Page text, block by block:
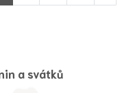
a svátků